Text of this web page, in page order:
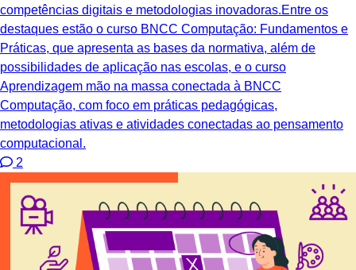
competências digitais e metodologias inovadoras.Entre os
destaques estão o curso BNCC Computação: Fundamentos e
Práticas, que apresenta as bases da normativa, além de
possibilidades de aplicação nas escolas, e o curso
Aprendizagem mão na massa conectada à BNCC
Computação, com foco em práticas pedagógicas,
metodologias ativas e atividades conectadas ao pensamento
computacional.
2